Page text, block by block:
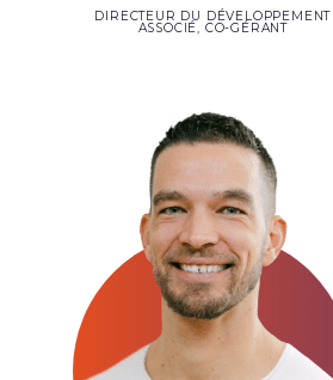
DIRECTEUR DU DÉVELOPPEMENT
ASSOCIÉ, CO-GÉRANT